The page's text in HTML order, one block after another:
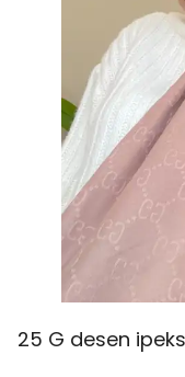
25 G desen